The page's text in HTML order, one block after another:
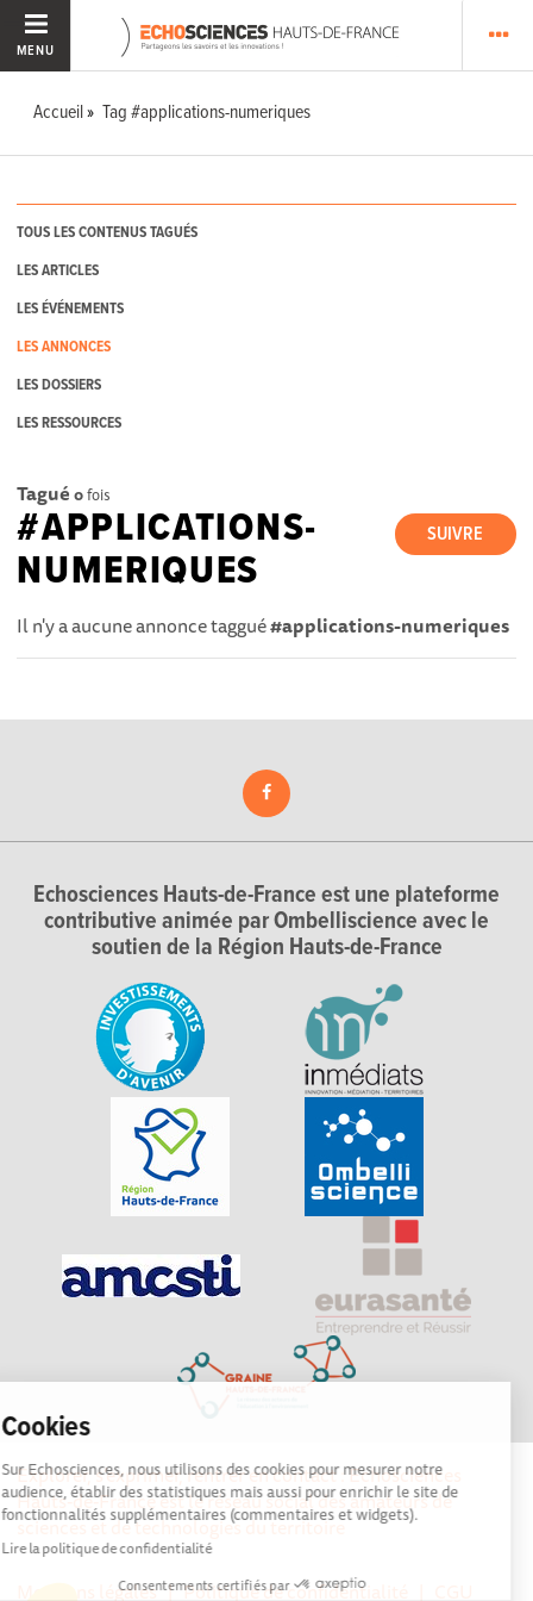
Cookies
Sur Echosciences, nous utilisons des cookies pour mesurer notre
audience, établir des statistiques mais aussi pour enrichir le site de
fonctionnalités supplémentaires (commentaires et widgets).
Lire la politique de confidentialité
Consentements certifiés par
MENU
Accueil Tag #applications-numeriques
TOUS LES CONTENUS TAGUÉS
LES ARTICLES
LES ÉVÉNEMENTS
LES ANNONCES
LES DOSSIERS
LES RESSOURCES
Tagué 0fois
SUIVRE
#APPLICATIONS-
NUMERIQUES
Il n'y a aucune annonce taggué#applications-numeriques
Echosciences Hauts-de-France est une plateforme
contributive animée par Ombelliscience avec le
soutien de la Région Hauts-de-France
Explorer, s’exprimer, rentrer en contact : Echosciences
Hauts-de-France est le réseau social des amateurs de
sciences et de technologies du territoire
Mentions légales|Politique de confidentialité